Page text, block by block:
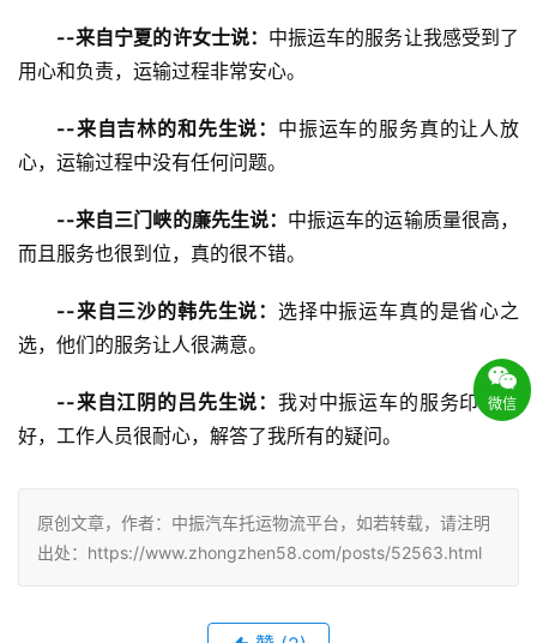
--来自宁夏的许女士说： 中振运车的服务让我感受到了
用心和负责，运输过程非常安心。
--来自吉林的和先生说： 中振运车的服务真的让人放
心，运输过程中没有任何问题。
--来自三门峡的廉先生说： 中振运车的运输质量很高，
而且服务也很到位，真的很不错。
--来自三沙的韩先生说： 选择中振运车真的是省心之
选，他们的服务让人很满意。
--来自江阴的吕先生说： 我对中振运车的服务印象很
好，工作人员很耐心，解答了我所有的疑问。
原创文章，作者：中振汽车托运物流平台，如若转载，请注明
出处：https://www.zhongzhen58.com/posts/52563.html
微信